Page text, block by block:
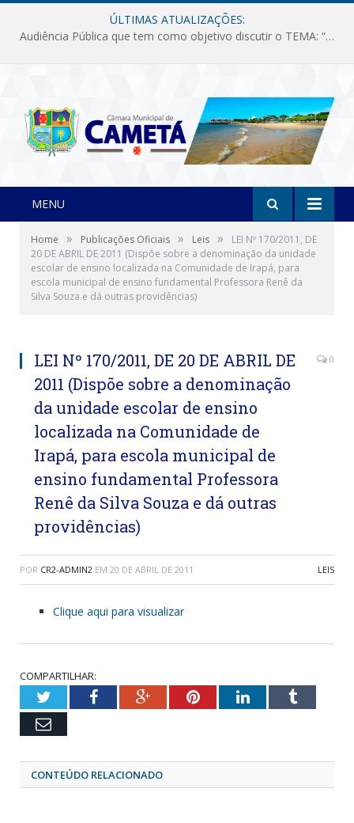
ÚLTIMAS ATUALIZAÇÕES:
Audiência Pública que tem como objetivo discutir o TEMA: “Fornecimento de Energia Elétrica em Debate: Tarifas, Qualidade e Atendimento dos Serviços”
MENU
Home » Publicações Oficiais » Leis »
LEI Nº 170/2011, DE
20 DE ABRIL DE 2011 (Dispõe sobre a denominação da unidade
escolar de ensino localizada na Comunidade de Irapá, para
escola municipal de ensino fundamental Professora Renê da
Silva Souza e dá outras providências)
LEI Nº 170/2011, DE 20 DE ABRIL DE
2011 (Dispõe sobre a denominação
da unidade escolar de ensino
localizada na Comunidade de
Irapá, para escola municipal de
ensino fundamental Professora
Renê da Silva Souza e dá outras
providências)
0
POR CR2-ADMIN2 EM 20 DE ABRIL DE 2011 LEIS
Clique aqui para visualizar
COMPARTILHAR:
TwitterFacebookGoogle+PinterestLinkedInTumblr
Email
CONTEÚDO RELACIONADO